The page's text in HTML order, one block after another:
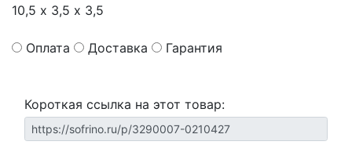
10,5 х 3,5 х 3,5
Оплата Доставка Гарантия
Короткая ссылка на этот товар: